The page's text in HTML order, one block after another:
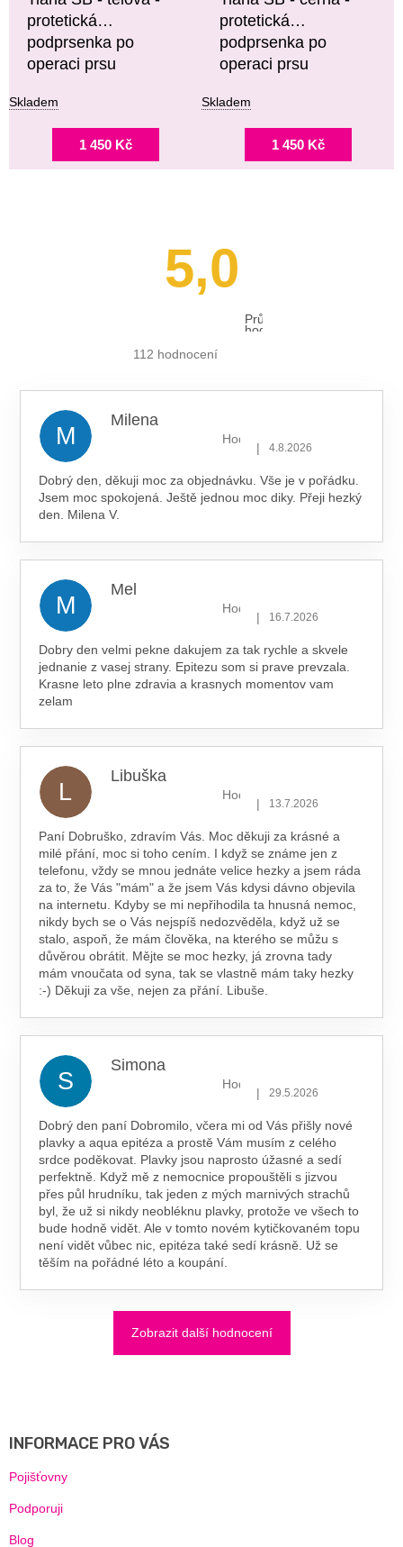
protetická
podprsenka po
operaci prsu
Skladem
1 450 Kč
protetická
podprsenka po
operaci prsu
Skladem
1 450 Kč
5,0
Průměrné
hodnocení
112 hodnocení
M
Milena
Hodnocení obchodu je 5 z 5
| 4.8.2026
Dobrý den, děkuji moc za objednávku. Vše je v pořádku.
Jsem moc spokojená. Ještě jednou moc diky. Přeji hezký
den. Milena V.
M
Mel
Hodnocení obchodu je 5 z 5
| 16.7.2026
Dobry den velmi pekne dakujem za tak rychle a skvele
jednanie z vasej strany. Epitezu som si prave prevzala.
Krasne leto plne zdravia a krasnych momentov vam
zelam
L
Libuška
Hodnocení obchodu je 5 z 5
| 13.7.2026
Paní Dobruško, zdravím Vás. Moc děkuji za krásné a
milé přání, moc si toho cením. I když se známe jen z
telefonu, vždy se mnou jednáte velice hezky a jsem ráda
za to, že Vás "mám" a že jsem Vás kdysi dávno objevila
na internetu. Kdyby se mi nepřihodila ta hnusná nemoc,
nikdy bych se o Vás nejspíš nedozvěděla, když už se
stalo, aspoň, že mám člověka, na kterého se můžu s
důvěrou obrátit. Mějte se moc hezky, já zrovna tady
mám vnoučata od syna, tak se vlastně mám taky hezky
:-) Děkuji za vše, nejen za přání. Libuše.
S
Simona
Hodnocení obchodu je 5 z 5
| 29.5.2026
Dobrý den paní Dobromilo, včera mi od Vás přišly nové
plavky a aqua epitéza a prostě Vám musím z celého
srdce poděkovat. Plavky jsou naprosto úžasné a sedí
perfektně. Když mě z nemocnice propouštěli s jizvou
přes půl hrudníku, tak jeden z mých marnivých strachů
byl, že už si nikdy neobléknu plavky, protože ve všech to
bude hodně vidět. Ale v tomto novém kytičkovaném topu
není vidět vůbec nic, epitéza také sedí krásně. Už se
těším na pořádné léto a koupání.
Zobrazit další hodnocení
INFORMACE PRO VÁS
Pojišťovny
Podporuji
Blog